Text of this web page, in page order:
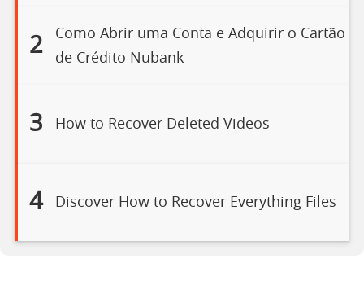
2
Como Abrir uma Conta e Adquirir o Cartão
de Crédito Nubank
3 How to Recover Deleted Videos
4 Discover How to Recover Everything Files